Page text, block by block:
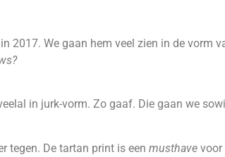
2017. We gaan hem veel zien in de vorm
in jurk-vorm. Zo gaaf. Die gaan we
tegen. De tartan print is een musthave voor